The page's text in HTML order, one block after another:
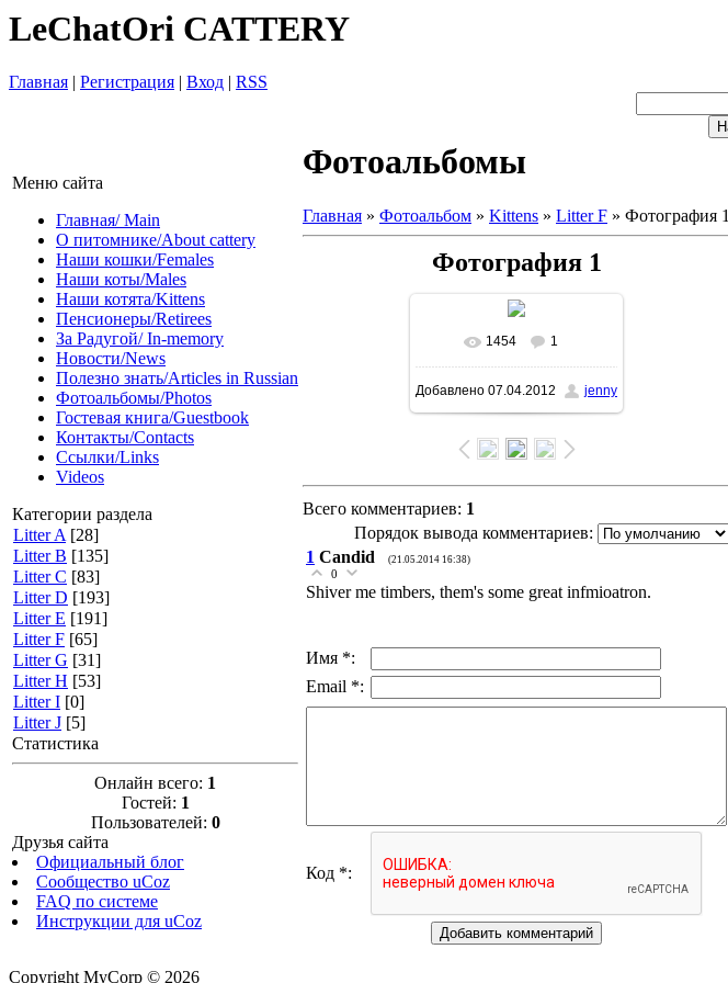
LeChatOri CATTERY
Главная | Регистрация | Вход | RSS
Меню сайта
Главная/ Main
О питомнике/About cattery
Наши кошки/Females
Наши коты/Males
Наши котята/Kittens
Пенсионеры/Retirees
За Радугой/ In-memory
Новости/News
Полезно знать/Articles in Russian
Фотоальбомы/Photos
Гостевая книга/Guestbook
Контакты/Contacts
Ссылки/Links
Videos
Категории раздела
Litter A [28]
Litter B [135]
Litter C [83]
Litter D [193]
Litter E [191]
Litter F [65]
Litter G [31]
Litter H [53]
Litter I [0]
Litter J [5]
Статистика
Онлайн всего: 1
Гостей: 1
Пользователей: 0
Друзья сайта
Официальный блог
Сообщество uCoz
FAQ по системе
Инструкции для uCoz
Фотоальбомы
Главная » Фотоальбом » Kittens » Litter F » Фотография 1
Фотография 1
1454 1
Добавлено 07.04.2012 jenny
Всего комментариев: 1
Порядок вывода комментариев:
1 Candid (21.05.2014 16:38)
0
Shiver me timbers, them's some great infmioatron.
Имя *:
Email *:
Код *:
Copyright MyCorp © 2026